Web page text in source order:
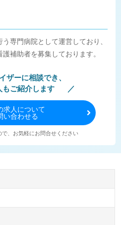
専門病院として運営しており、
補助者を募集しております。
ザーに相談でき、
もご紹介します
求人について
い合わせる
、お気軽にお問合せください